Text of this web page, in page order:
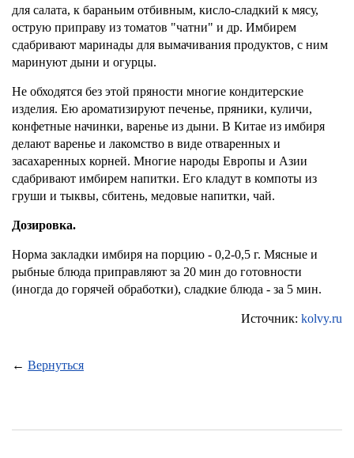
для салата, к бараньим отбивным, кисло-сладкий к мясу,
острую приправу из томатов "чатни" и др. Имбирем
сдабривают маринады для вымачивания продуктов, с ним
маринуют дыни и огурцы.
Не обходятся без этой пряности многие кондитерские
изделия. Ею ароматизируют печенье, пряники, куличи,
конфетные начинки, варенье из дыни. В Китае из имбиря
делают варенье и лакомство в виде отваренных и
засахаренных корней. Многие народы Европы и Азии
сдабривают имбирем напитки. Его кладут в компоты из
груши и тыквы, сбитень, медовые напитки, чай.
Дозировка.
Норма закладки имбиря на порцию - 0,2-0,5 г. Мясные и
рыбные блюда приправляют за 20 мин до готовности
(иногда до горячей обработки), сладкие блюда - за 5 мин.
Источник: kolvy.ru
← Вернуться